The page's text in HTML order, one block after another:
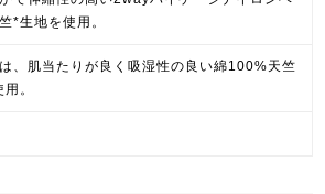
*生地を使用。
、肌当たりが良く吸湿性の良い綿100%天竺
。